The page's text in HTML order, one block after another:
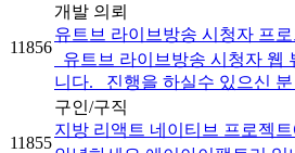
11856
개발 의뢰
유트브 라이브방송 시청자 프
유트브 라이브방송 시청자 웹
니다. 진행을 하실수 있으신
11855
구인/구직
지방 리액트 네이티브 프로젝